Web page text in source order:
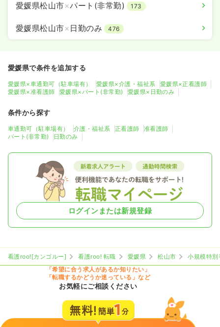
愛媛県松山市×パート(非常勤) 173
愛媛県松山市× 日勤のみ 476
愛媛県で条件を追加する
愛媛県×車通勤可（駐車場有） 愛媛県×介護・福祉系
愛媛県×正看護師
愛媛県×准看護師
愛媛県×パート(非常勤) 愛媛県×日勤のみ
条件から探す
車通勤可（駐車場有） 介護・福祉系 正看護師
准看護師
パート(非常勤)
日勤のみ
ログインまたは新規登録
看護roo![カンゴルー] 看護roo! 転職 愛媛県 松山市
小規模特
「希望に合う求人があるか知りたい」
「転職するかどうか迷っている」など
お気軽にご相談ください